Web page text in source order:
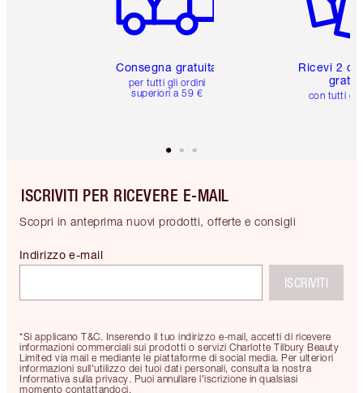
Consegna gratuita
per tutti gli ordini
superiori a 59 €
Ricevi 2
con tutti gli
ISCRIVITI PER RICEVERE E-MAIL
Scopri in anteprima nuovi prodotti, offerte e consigli
*Si applicano T&C. Inserendo il tuo indirizzo e-mail, accetti di ricevere
informazioni commerciali sui prodotti o servizi Charlotte Tilbury Beauty
Limited via mail e mediante le piattaforme di social media. Per ulteriori
informazioni sull'utilizzo dei tuoi dati personali, consulta la nostra
Informativa sulla privacy. Puoi annullare l'iscrizione in qualsiasi
momento contattandoci.
Indirizzo e-mail
ISCRIVITI